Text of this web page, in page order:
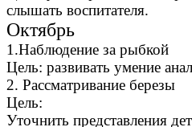
слышать воспитателя.
Октябрь
1.Наблюдение за рыбкой
Цель: развивать умение
2. Рассматривание березы
Цель:
Уточнить представления